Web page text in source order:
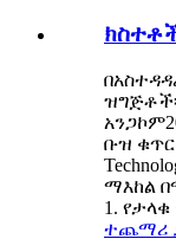
ቡዝ ቁጥር
ማእከል
1.
ተጨማሪ